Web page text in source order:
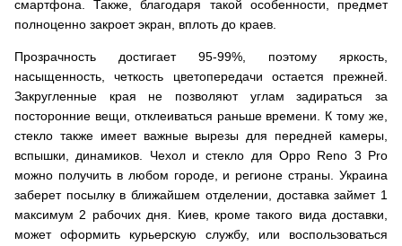
смартфона. Также, благодаря такой особенности, предмет
полноценно закроет экран, вплоть до краев.
Прозрачность достигает 95-99%, поэтому яркость,
насыщенность, четкость цветопередачи остается прежней.
Закругленные края не позволяют углам задираться за
посторонние вещи, отклеиваться раньше времени. К тому же,
стекло также имеет важные вырезы для передней камеры,
вспышки, динамиков. Чехол и стекло для Oppo Reno 3 Pro
можно получить в любом городе, и регионе страны. Украина
заберет посылку в ближайшем отделении, доставка займет 1
максимум 2 рабочих дня. Киев, кроме такого вида доставки,
может оформить курьерскую службу, или воспользоваться